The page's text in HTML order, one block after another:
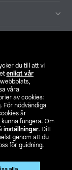
du till att vi
enligt vår
våra
av cookies:
För nödvändiga
är
fungera. Om
inställningar. Ditt
genom att du
för guidning.